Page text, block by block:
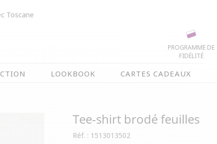
PROGRAMME DE
FIDÉLITÉ
LOOKBOOK CARTES CADEAUX
ÉTÉ EN FLEURS
NOUVELLE COLLECTION
Tee-shirt brodé feuilles
Réf. : 1513013502